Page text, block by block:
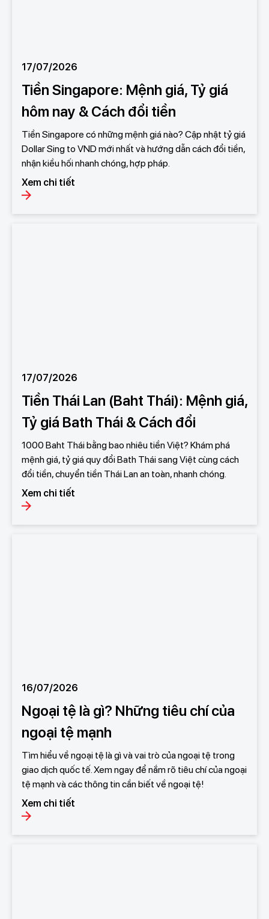
17/07/2026
Tiền Singapore: Mệnh giá, Tỷ giá
hôm nay & Cách đổi tiền
Tiền Singapore có những mệnh giá nào? Cập nhật tỷ giá
Dollar Sing to VND mới nhất và hướng dẫn cách đổi tiền,
nhận kiều hối nhanh chóng, hợp pháp.
Xem chi tiết
17/07/2026
Tiền Thái Lan (Baht Thái): Mệnh giá,
Tỷ giá Bath Thái & Cách đổi
1000 Baht Thái bằng bao nhiêu tiền Việt? Khám phá
mệnh giá, tỷ giá quy đổi Bath Thái sang Việt cùng cách
đổi tiền, chuyển tiền Thái Lan an toàn, nhanh chóng.
Xem chi tiết
16/07/2026
Ngoại tệ là gì? Những tiêu chí của
ngoại tệ mạnh
Tìm hiểu về ngoại tệ là gì và vai trò của ngoại tệ trong
giao dịch quốc tế. Xem ngay để nắm rõ tiêu chí của ngoại
tệ mạnh và các thông tin cần biết về ngoại tệ!
Xem chi tiết